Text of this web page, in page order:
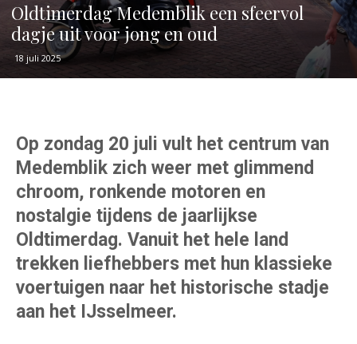
Oldtimerdag Medemblik een sfeervol
dagje uit voor jong en oud
18 juli 2025
Op zondag 20 juli vult het centrum van
Medemblik zich weer met glimmend
chroom, ronkende motoren en
nostalgie tijdens de jaarlijkse
Oldtimerdag. Vanuit het hele land
trekken liefhebbers met hun klassieke
voertuigen naar het historische stadje
aan het IJsselmeer.